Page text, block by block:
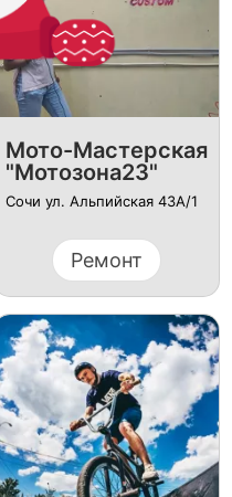
Мото-Мастерская
"Мотозона23"
Сочи ул. Альпийская 43А/1
Ремонт